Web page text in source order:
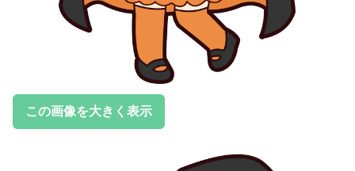
この画像を大きく表示